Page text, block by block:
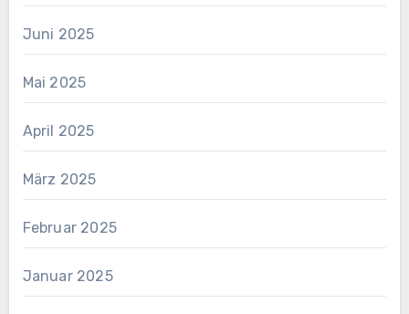
Juni 2025
Mai 2025
April 2025
März 2025
Februar 2025
Januar 2025